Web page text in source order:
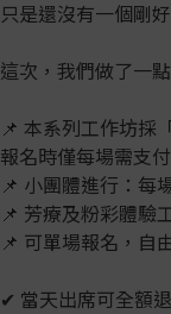
只是還沒有一個剛
這次，我們做了一
📌 本系列工作坊採
報名時僅每場需支
📌 小團體進行：每
📌 芳療及粉彩體驗
📌 可單場報名，自
✔ 當天出席可全額